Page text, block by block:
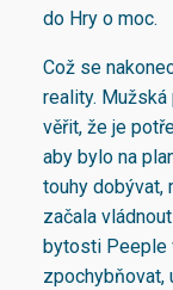
do Hry o moc.
Což se
reality. Mužská
věřit, že je
aby bylo na
touhy dobývat,
začala
bytosti Peeple
zpochybňovat,